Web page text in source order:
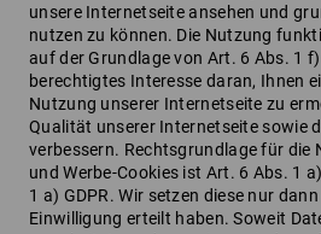
unsere Internetseite ansehen und
nutzen zu können. Die Nutzung
auf der Grundlage von Art. 6 Abs. 1 f)
berechtigtes Interesse daran, Ihnen
Nutzung unserer Internetseite zu
Qualität unserer Internetseite sowie
verbessern. Rechtsgrundlage für die
und Werbe-Cookies ist Art. 6 Abs. 1
1 a) GDPR. Wir setzen diese nur
Einwilligung erteilt haben. Soweit